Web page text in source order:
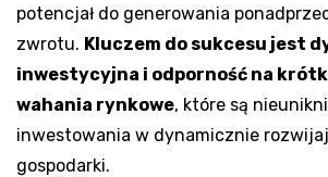
potencjał do generowania
zwrotu. Kluczem do sukcesu jest
inwestycyjna i odporność na
wahania rynkowe, które są
inwestowania w dynamicznie
gospodarki.